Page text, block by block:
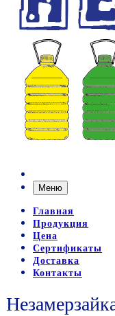
Меню
Главная
Продукция
Цена
Сертификаты
Доставка
Контакты